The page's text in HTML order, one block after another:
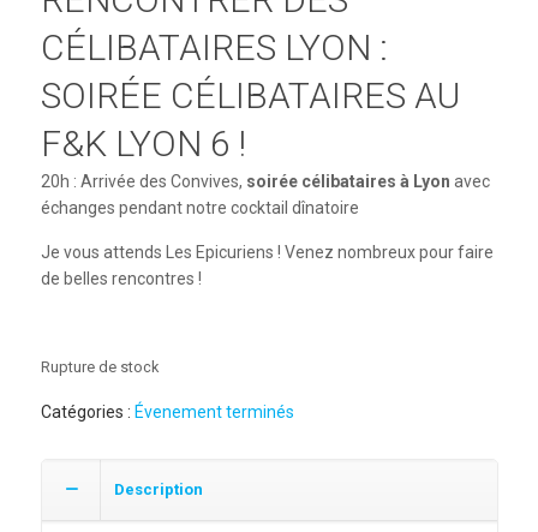
CÉLIBATAIRES LYON :
SOIRÉE CÉLIBATAIRES AU
F&K LYON 6 !
20h : Arrivée des Convives, soirée célibataires à Lyon avec
échanges pendant notre cocktail dînatoire
Je vous attends Les Epicuriens ! Venez nombreux pour faire
de belles rencontres !
Rupture de stock
Catégories : Évenement terminés
Description